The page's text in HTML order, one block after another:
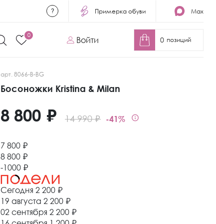
Примерка обуви Max
0
Войти 0 позиций
арт. 8066-B-BG
Босоножки Kristina & Milan
14 990 ₽ -41%
8 800 ₽
7 800 ₽
8 800 ₽
-1000 ₽
Сегодня 2 200 ₽
19 августа 2 200 ₽
02 сентября 2 200 ₽